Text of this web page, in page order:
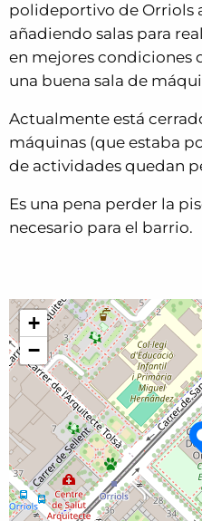
polideportivo de Orriols
añadiendo salas para
en mejores condiciones
una buena sala de
Actualmente está
máquinas (que estaba
de actividades quedan
Es una pena perder la
necesario para el barrio.
+
−